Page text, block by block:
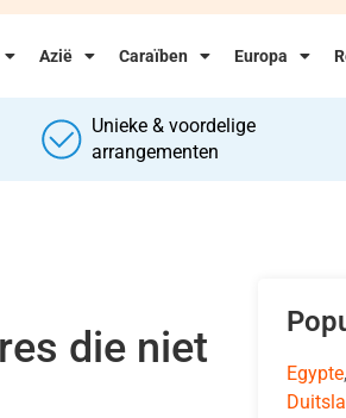
Azië Caraïben Europa
Unieke & voordelige
arrangementen
die niet
Egypte,